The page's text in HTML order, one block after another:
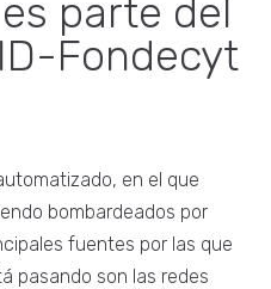
parte del
Fondecyt
en el que
bombardeados por
fuentes por las que
pasando son las redes